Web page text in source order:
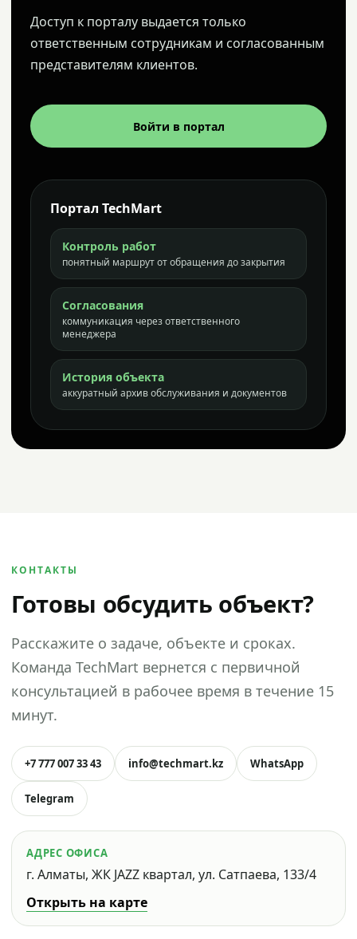
Доступ к порталу выдается только
ответственным сотрудникам и согласованным
представителям клиентов.
Войти в портал
Портал TechMart
Контроль работ
понятный маршрут от обращения до закрытия
Согласования
коммуникация через ответственного
менеджера
История объекта
аккуратный архив обслуживания и документов
КОНТАКТЫ
Готовы обсудить объект?
Расскажите о задаче, объекте и сроках.
Команда TechMart вернется с первичной
консультацией в рабочее время в течение 15
минут.
+7 777 007 33 43 info@techmart.kz WhatsApp
Telegram
АДРЕС ОФИСА
г. Алматы, ЖК JAZZ квартал, ул. Сатпаева, 133/4
Открыть на карте